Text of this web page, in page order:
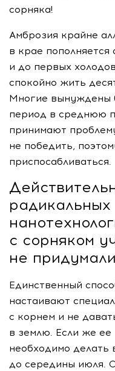
сорняка!
Амброзия крайне
в крае пополняется
и до первых
спокойно жить
Многие вынуждены
период в среднюю
принимают
не победить,
приспосабливаться.
с сорняком
не
Единственный
настаивают
с корнем и не
в землю. Если же ее
необходимо делать
до середины июля.